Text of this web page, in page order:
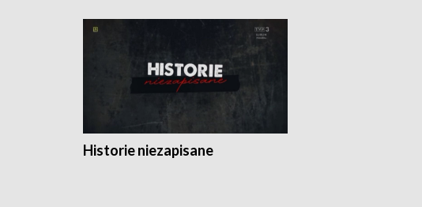
Historie niezapisane